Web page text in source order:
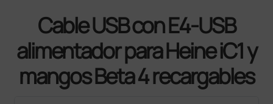
Cable USB con E4-USB
alimentador para Heine iC1 y
mangos Beta 4 recargables